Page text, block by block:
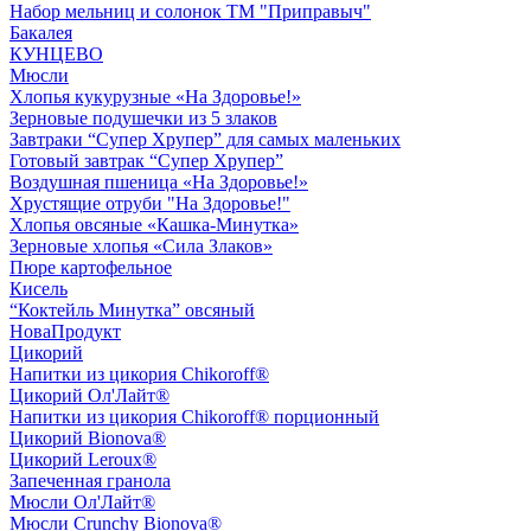
Набор мельниц и солонок ТМ "Приправыч"
Бакалея
КУНЦЕВО
Мюсли
Хлопья кукурузные «На Здоровье!»
Зерновые подушечки из 5 злаков
Завтраки “Супер Хрупер” для самых маленьких
Готовый завтрак “Супер Хрупер”
Воздушная пшеница «На Здоровье!»
Хрустящие отруби "На Здоровье!"
Хлопья овсяные «Кашка-Минутка»
Зерновые хлопья «Сила Злаков»
Пюре картофельное
Кисель
“Коктейль Минутка” овсяный
НоваПродукт
Цикорий
Напитки из цикория Chikoroff®
Цикорий Ол'Лайт®
Напитки из цикория Chikoroff® порционный
Цикорий Bionova®
Цикорий Leroux®
Запеченная гранола
Мюсли Ол'Лайт®
Мюсли Crunchy Bionova®